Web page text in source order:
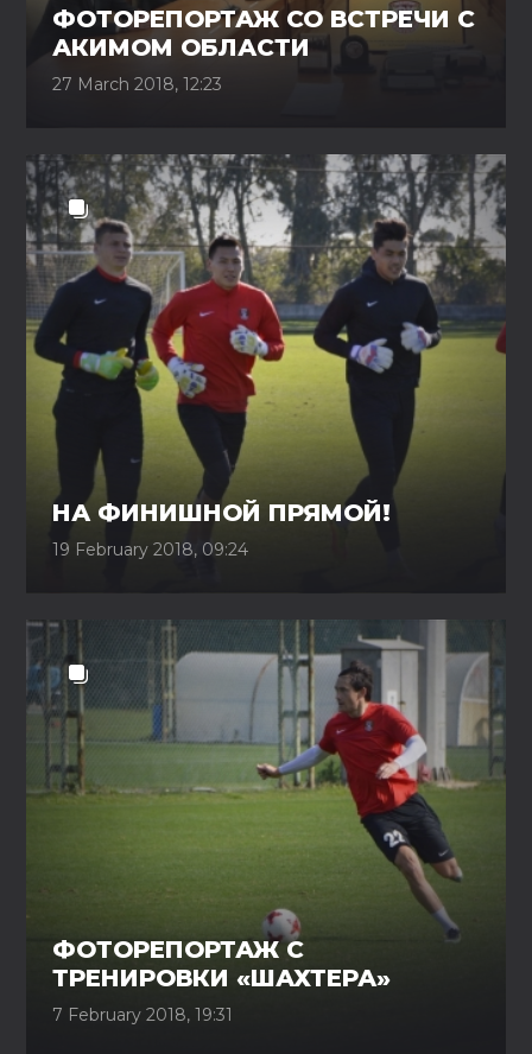
ФОТОРЕПОРТАЖ СО ВСТРЕЧИ С
АКИМОМ ОБЛАСТИ
27 March 2018, 12:23
НА ФИНИШНОЙ ПРЯМОЙ!
19 February 2018, 09:24
ФОТОРЕПОРТАЖ С
ТРЕНИРОВКИ «ШАХТЕРА»
7 February 2018, 19:31